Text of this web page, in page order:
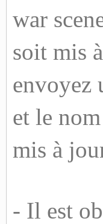
war
soit mis
envoyez
et le
mis à
- Il est